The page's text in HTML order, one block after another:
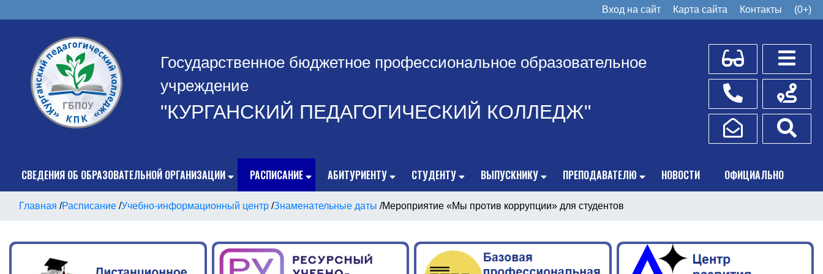
Вход на сайт Карта сайта Контакты (0+)
Государственное бюджетное профессиональное образовательное
учреждение
"КУРГАНСКИЙ ПЕДАГОГИЧЕСКИЙ КОЛЛЕДЖ"
Для слабовидящих
Телефоны
Написать обращение
Схема
СВЕДЕНИЯ ОБ ОБРАЗОВАТЕЛЬНОЙ ОРГАНИЗАЦИИ РАСПИСАНИЕ АБИТУРИЕНТУ СТУДЕНТУ ВЫПУСКНИКУ ПРЕПОДАВАТЕЛЮ НОВОСТИ ОФИЦИАЛЬНО
Главная /Расписание /Учебно-информационный центр /Знаменательные даты /Мероприятие «Мы против коррупции» для студентов